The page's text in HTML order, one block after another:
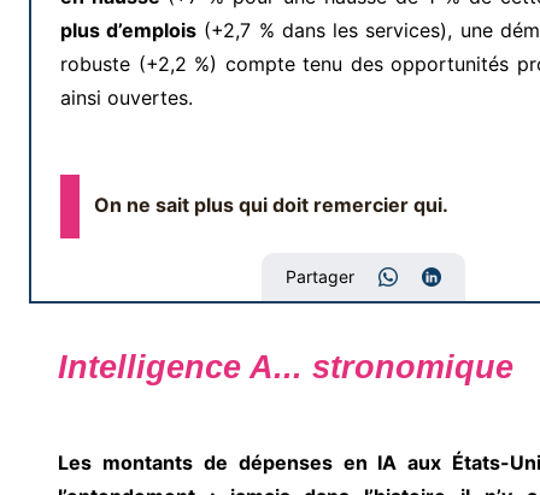
plus d’emplois (+2,7 % dans les services), une
robuste (+2,2 %) compte tenu des opportunités
ainsi ouvertes.
On ne sait plus qui doit remercier qui.
Partager
Intelligence A... stronomique
Les montants de dépenses en IA aux États-